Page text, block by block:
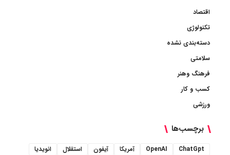
اقتصاد
تکنولوژی
دسته‌بندی نشده
سلامتی
فرهنگ وهنر
کسب و کار
ورزشی
برچسب‌ها
ChatGpt
OpenAI آمریکا آیفون استقلال
انویدیا